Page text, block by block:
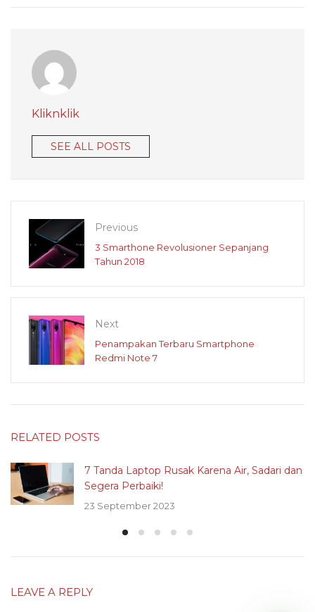
Kliknklik
SEE ALL POSTS
Previous
3 Smarthone Revolusioner Sepanjang
Tahun 2018
Next
Penampakan Terbaru Smartphone
Redmi Note 7
RELATED POSTS
7 Tanda Laptop Rusak Karena Air, Sadari dan
Segera Perbaiki!
23 September 2023
LEAVE A REPLY